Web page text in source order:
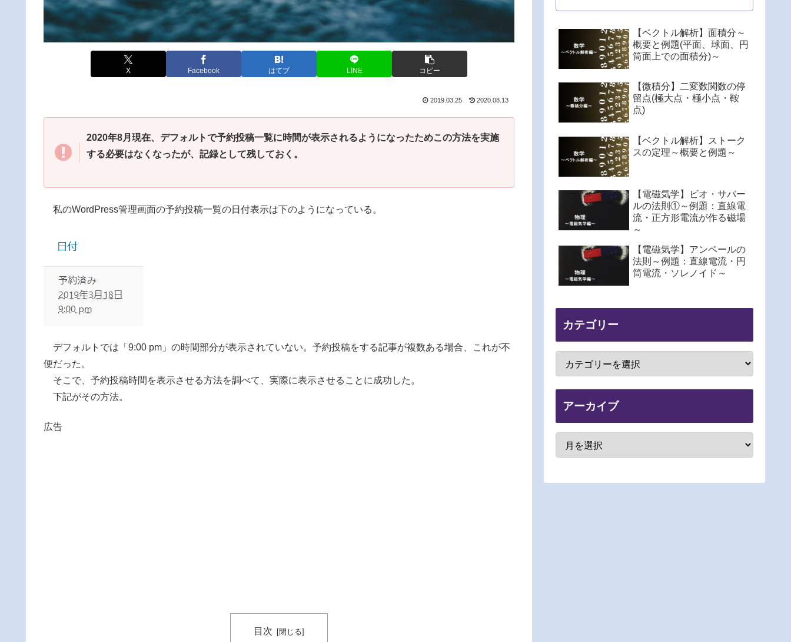
X Facebook はてブ LINE コピー
2019.03.25 2020.08.13
2020年8月現在、デフォルトで予約投稿一覧に時間が表示されるようになったためこの方法を実施
する必要はなくなったが、記録として残しておく。
私のWordPress管理画面の予約投稿一覧の日付表示は下のようになっている。
デフォルトでは「9:00 pm」の時間部分が表示されていない。予約投稿をする記事が複数ある場合、これが不
便だった。
そこで、予約投稿時間を表示させる方法を調べて、実際に表示させることに成功した。
下記がその方法。
広告
目次
【ベクトル解析】面積分～
概要と例題(平面、球面、円
筒面上での面積分)～
【微積分】二変数関数の停
留点(極大点・極小点・鞍
点)
【ベクトル解析】ストーク
スの定理～概要と例題～
【電磁気学】ビオ・サバー
ルの法則①～例題：直線電
流・正方形電流が作る磁場
～
【電磁気学】アンペールの
法則～例題：直線電流・円
筒電流・ソレノイド～
カテゴリー
アーカイブ